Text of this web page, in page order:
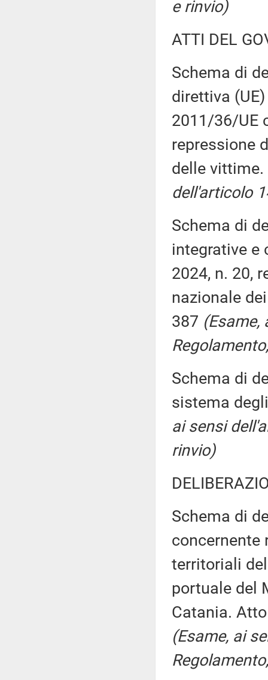
e rinvio)
ATTI DEL
Schema di
direttiva
2011/36/UE
repressione
delle
dell'articolo
Schema di
integrative e
2024, n. 20,
nazionale
387 (Esame,
Schema di
sistema
ai sensi
rinvio)
Schema di
concernente
territoriali
portuale del
Catania.
(Esame, ai